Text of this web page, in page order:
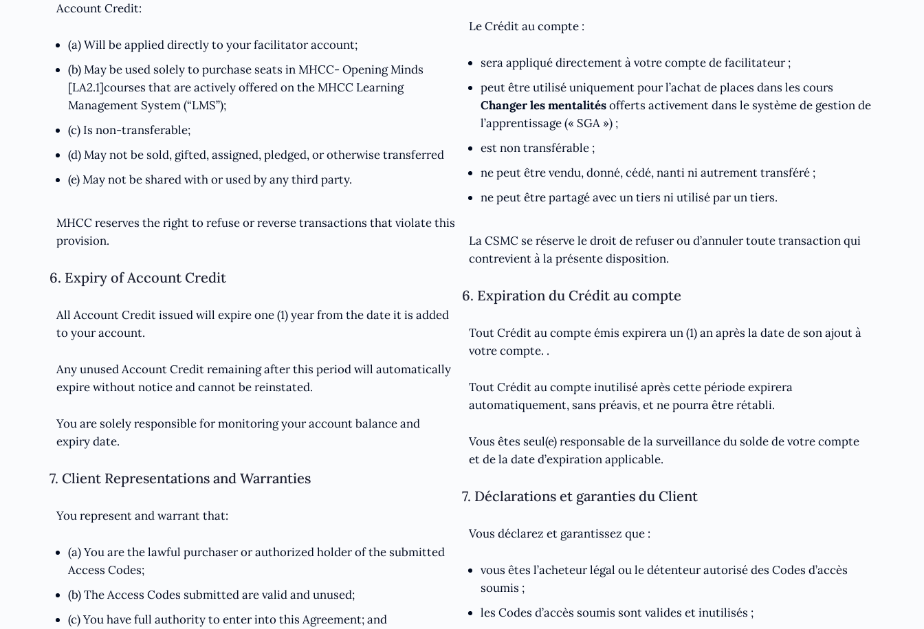
Account Credit:
(a) Will be applied directly to your facilitator account;
(b) May be used solely to purchase seats in MHCC- Opening Minds
[LA2.1]courses that are actively offered on the MHCC Learning
Management System (“LMS”);
(c) Is non-transferable;
(d) May not be sold, gifted, assigned, pledged, or otherwise transferred
(e) May not be shared with or used by any third party.
MHCC reserves the right to refuse or reverse transactions that violate this
provision.
6. Expiry of Account Credit
All Account Credit issued will expire one (1) year from the date it is added
to your account.
Any unused Account Credit remaining after this period will automatically
expire without notice and cannot be reinstated.
You are solely responsible for monitoring your account balance and
expiry date.
7. Client Representations and Warranties
You represent and warrant that:
(a) You are the lawful purchaser or authorized holder of the submitted
Access Codes;
(b) The Access Codes submitted are valid and unused;
(c) You have full authority to enter into this Agreement; and
Le Crédit au compte :
sera appliqué directement à votre compte de facilitateur ;
peut être utilisé uniquement pour l’achat de places dans les cours
Changer les mentalitésofferts activement dans le système de gestion de
l’apprentissage (« SGA ») ;
est non transférable ;
ne peut être vendu, donné, cédé, nanti ni autrement transféré ;
ne peut être partagé avec un tiers ni utilisé par un tiers.
La CSMC se réserve le droit de refuser ou d’annuler toute transaction qui
contrevient à la présente disposition.
6. Expiration du Crédit au compte
Tout Crédit au compte émis expirera un (1) an après la date de son ajout à
votre compte. .
Tout Crédit au compte inutilisé après cette période expirera
automatiquement, sans préavis, et ne pourra être rétabli.
Vous êtes seul(e) responsable de la surveillance du solde de votre compte
et de la date d’expiration applicable.
7. Déclarations et garanties du Client
Vous déclarez et garantissez que :
vous êtes l’acheteur légal ou le détenteur autorisé des Codes d’accès
soumis ;
les Codes d’accès soumis sont valides et inutilisés ;